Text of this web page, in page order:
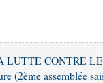
LUTTE CONTRE
(2ème assemblée